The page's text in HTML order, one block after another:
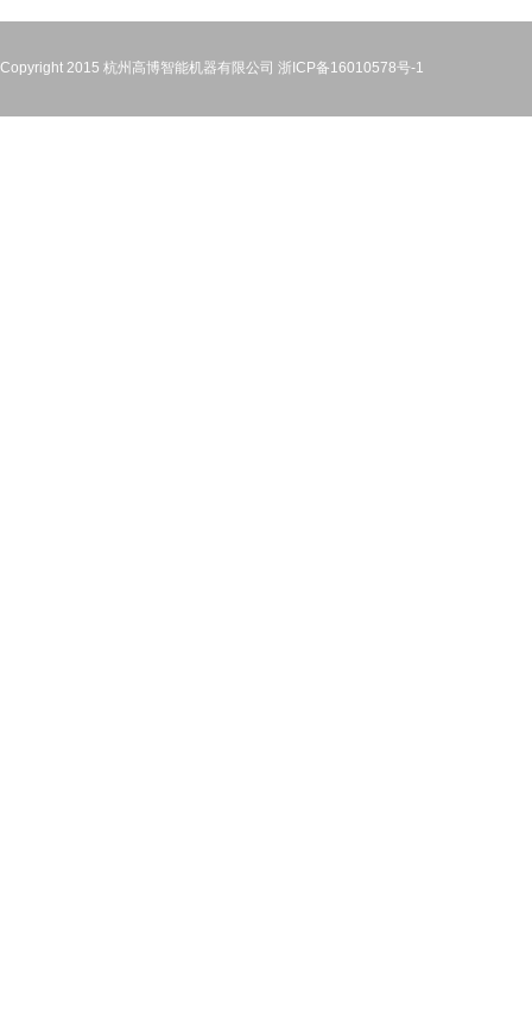
Copyright 2015 杭州高博智能机器有限公司 浙ICP备16010578号-1